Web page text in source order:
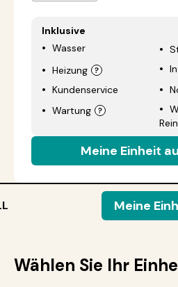
Inklusive
Wasser
Heizung
Kundenservice
Wartung
Meine Einheit
Meine
Wählen Sie Ihr